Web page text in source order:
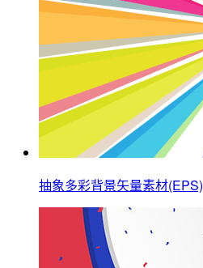
抽象多彩背景矢量素材(EPS)